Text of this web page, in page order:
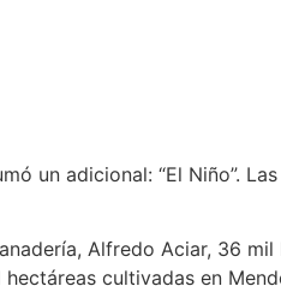
un adicional: “El Niño”.
Alfredo Aciar, 36
cultivadas en